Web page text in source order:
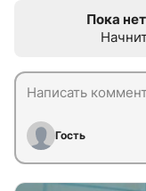
Пока
Гость